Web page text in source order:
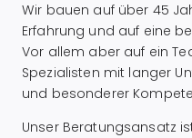
Wir bauen auf über 45
Erfahrung und auf eine
Vor allem aber auf ein
Spezialisten mit langer
und besonderer
Unser Beratungsansatz